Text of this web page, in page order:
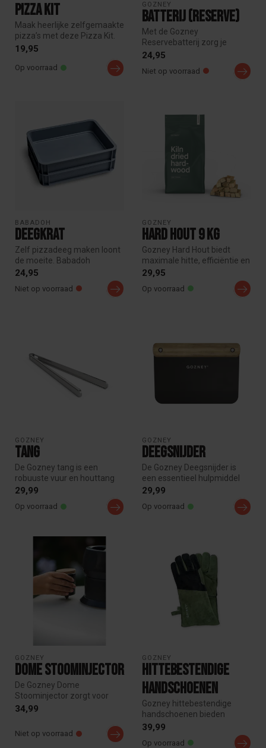
Pizza Kit
Maak heerlijke zelfgemaakte
pizza’s met deze Pizza Kit.
Inclusief deegmix, tomat...
19,95
Op voorraad
GOZNEY
Batterij (Reserve)
Met de Gozney
Reservebatterij zorg je
ervoor dat jouw Gozney altijd
24,95
Niet op voorraad
BABADOH
Deegkrat
Zelf pizzadeeg maken loont
de moeite. Babadoh
deegkrat biedt een schone
24,95
Niet op voorraad
GOZNEY
Hard Hout 9 kg
Gozney Hard Hout biedt
maximale hitte, efficiëntie en
een schone verbranding. Ov...
29,95
Op voorraad
GOZNEY
Tang
De Gozney tang is een
robuuste vuur en houttang
voor veilig verplaatsen van
29,99
Op voorraad
GOZNEY
Deegsnijder
De Gozney Deegsnijder is
een essentieel hulpmiddel
voor pizzabakkers. Perfect
29,99
Op voorraad
GOZNEY
Dome Stoominjector
De Gozney Dome
Stoominjector zorgt voor
gecontroleerde
34,99
Niet op voorraad
GOZNEY
Hittebestendige
Handschoenen
Gozney hittebestendige
handschoenen bieden
maximale bescherming bij
39,99
Op voorraad